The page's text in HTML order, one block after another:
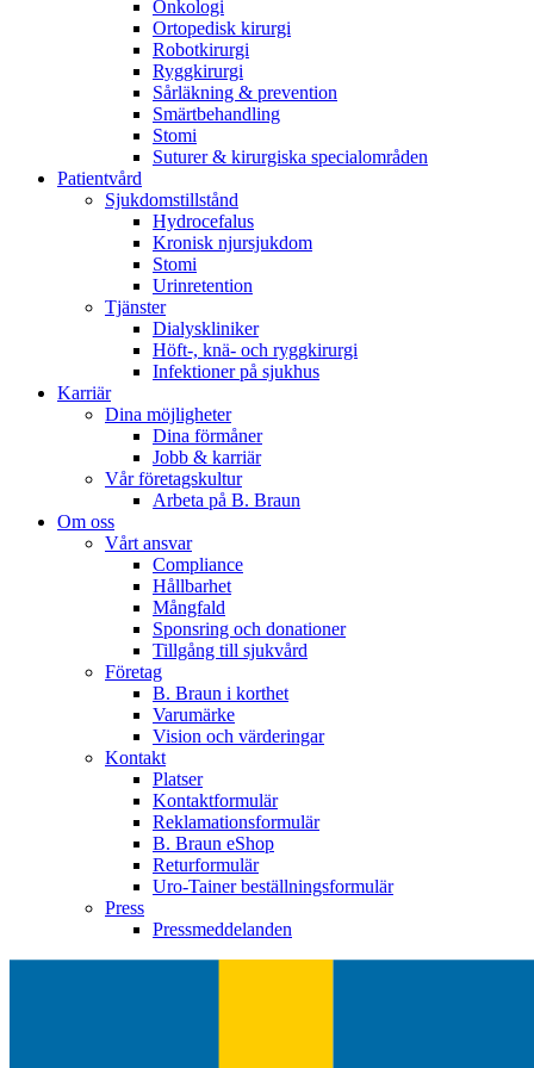
Onkologi
Ortopedisk kirurgi
Robotkirurgi
Ryggkirurgi
Sårläkning & prevention
Smärtbehandling
Stomi
Suturer & kirurgiska specialområden
Patientvård
Sjukdomstillstånd
Hydrocefalus
Kronisk njursjukdom
Stomi
Urinretention
Tjänster
Dialyskliniker
Höft-, knä- och ryggkirurgi
Infektioner på sjukhus
Karriär
Dina möjligheter
Dina förmåner
Jobb & karriär
Vår företagskultur
Arbeta på B. Braun
Om oss
Vårt ansvar
Compliance
Hållbarhet
Mångfald
Sponsring och donationer
Tillgång till sjukvård
Företag
B. Braun i korthet
Varumärke
Vision och värderingar
Kontakt
Platser
Kontaktformulär
Reklamationsformulär
B. Braun eShop
Returformulär
Uro-Tainer beställningsformulär
Press
Pressmeddelanden